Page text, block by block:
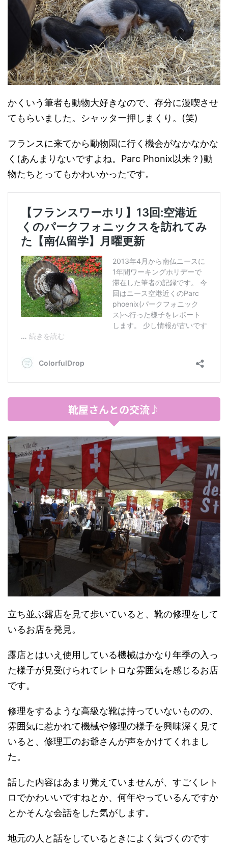
かくいう筆者も動物大好きなので、存分に漫喫させ
てもらいました。シャッター押しまくり。(笑)
フランスに来てから動物園に行く機会がなかなかな
く(あんまりないですよね。Parc Phonix以来？)動
物たちとってもかわいかったです。
靴屋さんとの交流♪
立ち並ぶ露店を見て歩いていると、靴の修理をして
いるお店を発見。
露店とはいえ使用している機械はかなり年季の入っ
た様子が見受けられてレトロな雰囲気を感じるお店
です。
修理をするような高級な靴は持っていないものの、
雰囲気に惹かれて機械や修理の様子を興味深く見て
いると、修理工のお爺さんが声をかけてくれまし
た。
話した内容はあまり覚えていませんが、すごくレト
ロでかわいいですねとか、何年やっているんですか
とかそんな会話をした気がします。
地元の人と話をしているときによく気づくのです